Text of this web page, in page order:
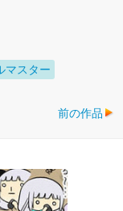
マスター
前の作品